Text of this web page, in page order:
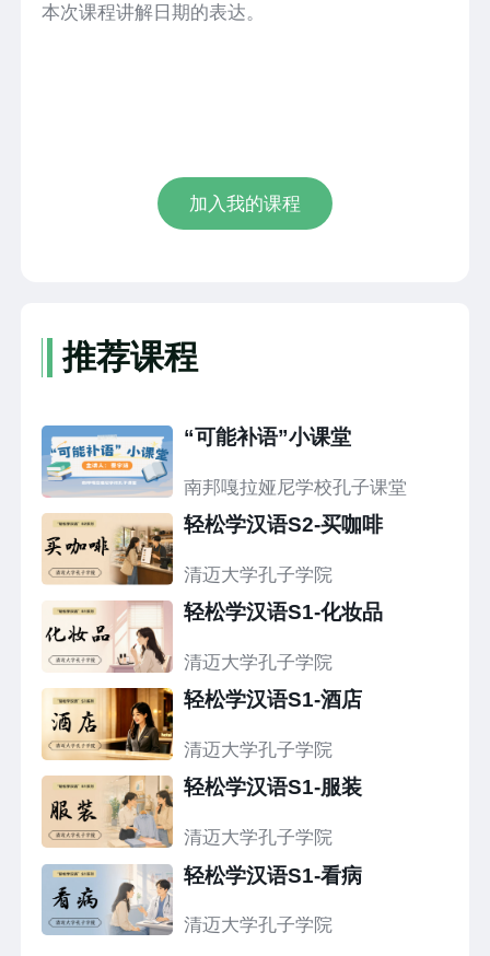
本次课程讲解日期的表达。
加入我的课程
推荐课程
“可能补语”小课堂
南邦嘎拉娅尼学校孔子课堂
轻松学汉语S2-买咖啡
清迈大学孔子学院
轻松学汉语S1-化妆品
清迈大学孔子学院
轻松学汉语S1-酒店
清迈大学孔子学院
轻松学汉语S1-服装
清迈大学孔子学院
轻松学汉语S1-看病
清迈大学孔子学院